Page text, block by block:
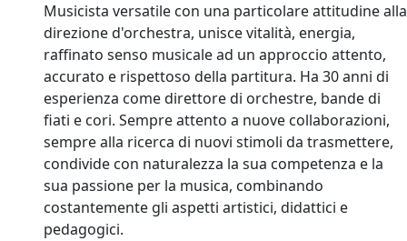
Musicista versatile con una particolare attitudine alla
direzione d'orchestra, unisce vitalità, energia,
raffinato senso musicale ad un approccio attento,
accurato e rispettoso della partitura. Ha 30 anni di
esperienza come direttore di orchestre, bande di
fiati e cori. Sempre attento a nuove collaborazioni,
sempre alla ricerca di nuovi stimoli da trasmettere,
condivide con naturalezza la sua competenza e la
sua passione per la musica, combinando
costantemente gli aspetti artistici, didattici e
pedagogici.